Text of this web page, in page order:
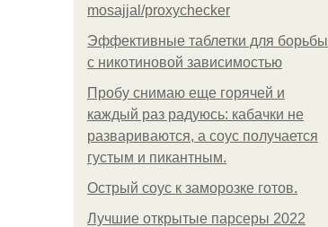
mosajjal/proxychecker
Эффективные таблетки для борьбы
с никотиновой зависимостью
Пробу снимаю еще горячей и
каждый раз радуюсь: кабачки не
развариваются, а соус получается
густым и пикантным.
Острый соус к заморозке готов.
Лучшие открытые парсеры 2022